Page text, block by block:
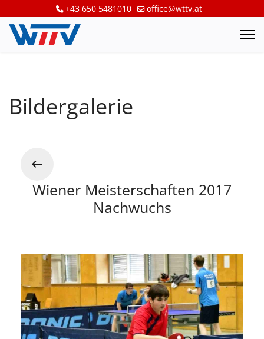
+43 650 5481010 office@wttv.at
Bildergalerie
Wiener Meisterschaften 2017
Nachwuchs